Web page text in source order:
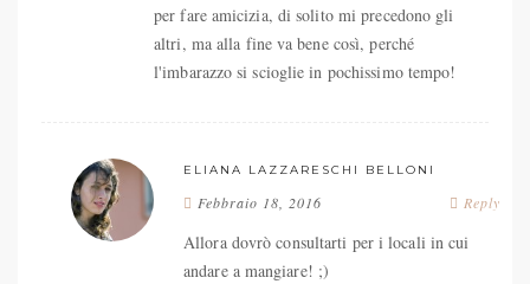
per fare amicizia, di solito mi precedono gli
altri, ma alla fine va bene così, perché
l'imbarazzo si scioglie in pochissimo tempo!
ELIANA LAZZARESCHI BELLONI
Reply
Febbraio 18, 2016
Allora dovrò consultarti per i locali in cui
andare a mangiare! ;)